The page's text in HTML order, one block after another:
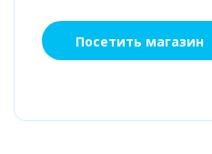
Посетить магазин